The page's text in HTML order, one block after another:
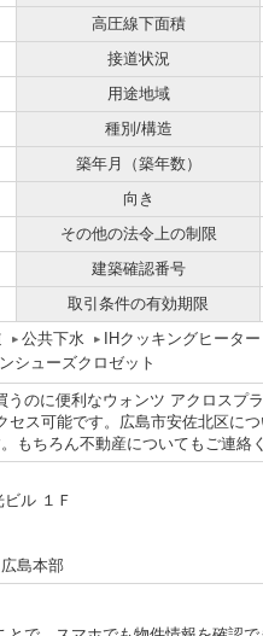
高圧線下面積
接道状況
用途地域
種別/構造
築年月（築年数）
向き
その他の法令上の制限
建築確認番号
取引条件の有効期限
公共下水 IHクッキングヒーター
シューズクロゼット
のに便利なウォンツ アクロスプ
セス可能です。広島市安佐北区に
もちろん不動産についてもご連絡
ル １Ｆ
島本部